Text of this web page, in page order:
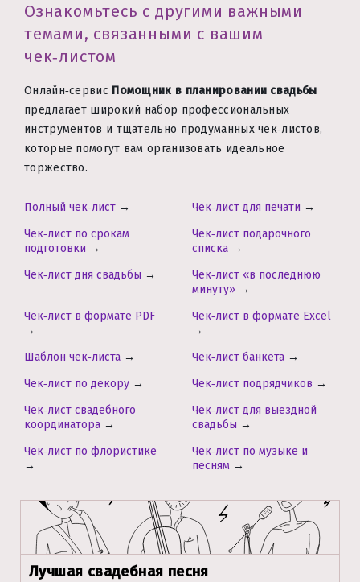
Ознакомьтесь с другими важными
темами, связанными с вашим
чек‑листом
Онлайн‑сервис Помощник в планировании свадьбы
предлагает широкий набор профессиональных
инструментов и тщательно продуманных чек‑листов,
которые помогут вам организовать идеальное
торжество.
Полный чек‑лист → Чек‑лист для печати →
Чек‑лист по срокам
подготовки →
Чек‑лист подарочного
списка →
Чек‑лист дня свадьбы →
Чек‑лист «в последнюю
минуту» →
Чек‑лист в формате PDF
→
Чек‑лист в формате Excel
→
Шаблон чек‑листа → Чек‑лист банкета →
Чек‑лист по декору → Чек‑лист подрядчиков →
Чек‑лист свадебного
координатора →
Чек‑лист для выездной
свадьбы →
Чек‑лист по флористике
→
Чек‑лист по музыке и
песням →
Лучшая свадебная песня